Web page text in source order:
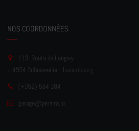
NOS COORDONNÉES
113, Route de Longwy
L-4994 Schouweiler - Luxembourg
(+352) 584 384
garage@pereira.lu